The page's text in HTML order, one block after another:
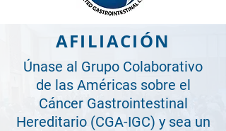
AFILIACIÓN
Únase al Grupo Colaborativo
de las Américas sobre el
Cáncer Gastrointestinal
Hereditario (CGA-IGC) y sea un